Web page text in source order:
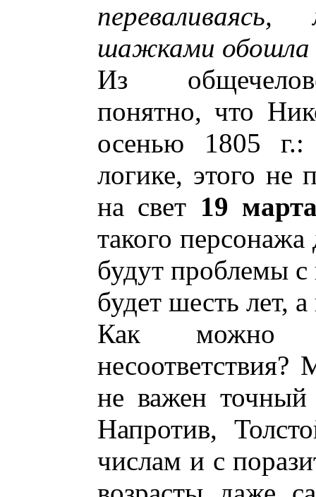
шажками обошла
Из
понятно, что
осенью 1805 г.:
логике, этого не
на свет 19
такого
будут проблемы с
будет шесть лет,
Как можно
не важен точный
Напротив,
числам и с